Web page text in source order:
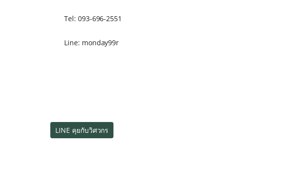
Tel: 093-696-2551
Line: monday99r
LINE คุยกับวิศวกร